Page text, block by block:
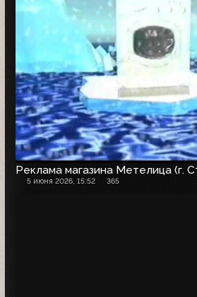
Реклама магазина Метелица (г.
5 июня 2026, 15:52 365